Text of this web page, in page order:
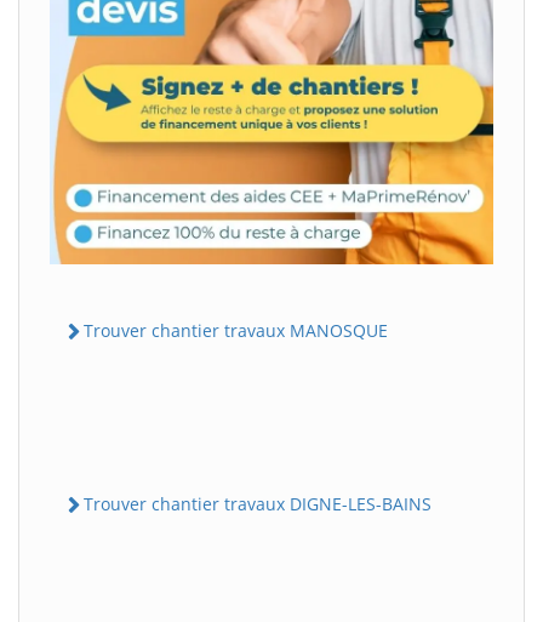
Trouver chantier travaux MANOSQUE
Trouver chantier travaux DIGNE-LES-BAINS